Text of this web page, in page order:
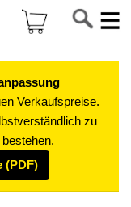
Mein
Verkaufspreise.
zu
(PDF)